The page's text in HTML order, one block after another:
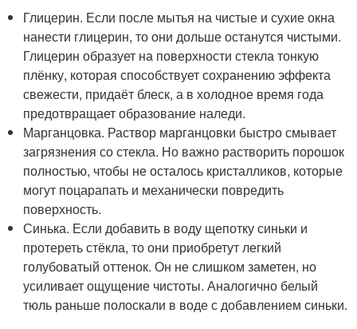
Глицерин. Если после мытья на чистые и сухие окна
нанести глицерин, то они дольше останутся чистыми.
Глицерин образует на поверхности стекла тонкую
плёнку, которая способствует сохранению эффекта
свежести, придаёт блеск, а в холодное время года
предотвращает образование наледи.
Марганцовка. Раствор марганцовки быстро смывает
загрязнения со стекла. Но важно растворить порошок
полностью, чтобы не осталось кристалликов, которые
могут поцарапать и механически повредить
поверхность.
Синька. Если добавить в воду щепотку синьки и
протереть стёкла, то они приобретут легкий
голубоватый оттенок. Он не слишком заметен, но
усиливает ощущение чистоты. Аналогично белый
тюль раньше полоскали в воде с добавлением синьки.